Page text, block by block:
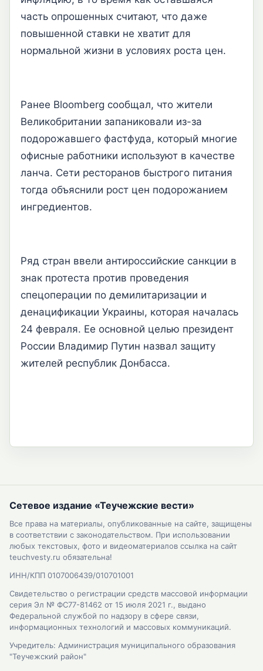
часть опрошенных считают, что даже
повышенной ставки не хватит для
нормальной жизни в условиях роста цен.
Ранее Bloomberg сообщал, что жители
Великобритании запаниковали из-за
подорожавшего фастфуда, который многие
офисные работники используют в качестве
ланча. Сети ресторанов быстрого питания
тогда объяснили рост цен подорожанием
ингредиентов.
Ряд стран ввели антироссийские санкции в
знак протеста против проведения
спецоперации по демилитаризации и
денацификации Украины, которая началась
24 февраля. Ее основной целью президент
России Владимир Путин назвал защиту
жителей республик Донбасса.
Сетевое издание «Теучежские вести»
Все права на материалы, опубликованные на сайте, защищены
в соответствии с законодательством. При использовании
любых текстовых, фото и видеоматериалов ссылка на сайт
teuchvesty.ru обязательна!
ИНН/КПП 0107006439/010701001
Свидетельство о регистрации средств массовой информации
серия Эл № ФС77-81462 от 15 июля 2021 г., выдано
Федеральной службой по надзору в сфере связи,
информационных технологий и массовых коммуникаций.
Учредитель: Администрация муниципального образования
"Теучежский район"